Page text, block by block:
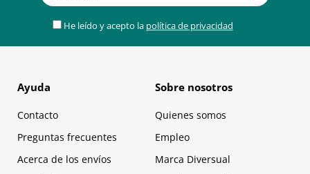
He leído y acepto la política de privacidad
Ayuda
Contacto
Preguntas frecuentes
Acerca de los envíos
Sobre nosotros
Quienes somos
Empleo
Marca Diversual